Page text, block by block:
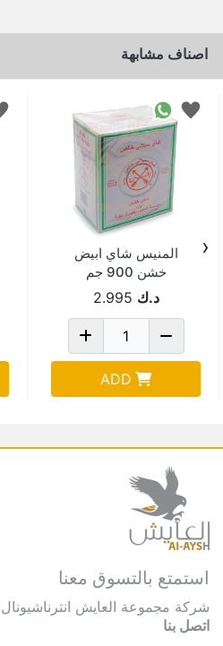
اصناف مشابهة
المنيس شاي ابيض
خشن 900 جم
د.ك 2.995
ADD
‹
استمتع بالتسوق معنا
شركة مجموعة العايش
اتصل بنا